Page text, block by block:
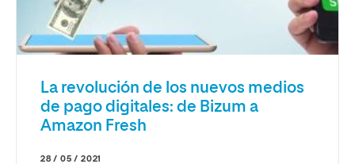
La revolución de los nuevos medios
de pago digitales: de Bizum a
Amazon Fresh
28 / 05 / 2021